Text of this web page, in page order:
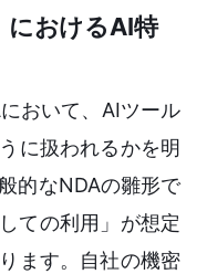
におけるAI特
おいて、AIツール
に扱われるかを明
的なNDAの雛形で
ての利用」が想定
ます。自社の機密